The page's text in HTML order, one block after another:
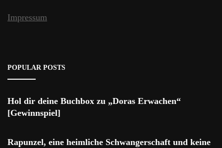
Impressum
POPULAR POSTS
Hol dir deine Buchbox zu „Doras Erwachen“
[Gewinnspiel]
Rapunzel, eine heimliche Schwangerschaft und keine